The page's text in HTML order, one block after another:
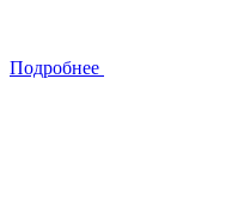
Подробнее